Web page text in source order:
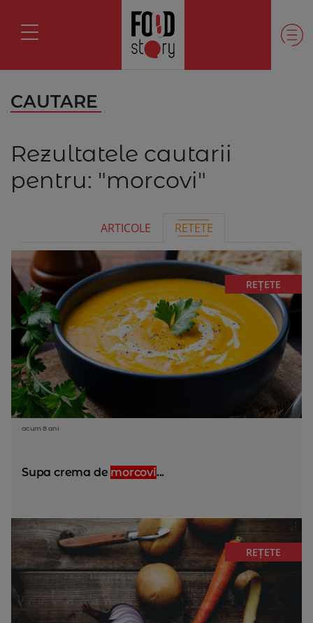
CAUTARE
Rezultatele cautarii
pentru: "morcovi"
ARTICOLE RETETE
REȚETE
acum 8 ani
Supa crema de morcovi...
REȚETE